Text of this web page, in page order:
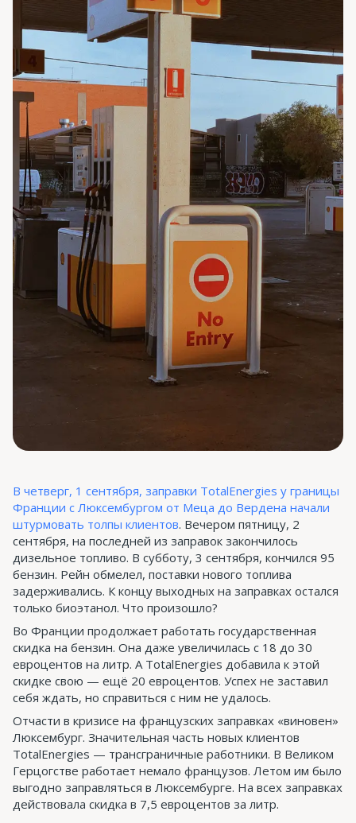
В четверг, 1 сентября, заправки TotalEnergies у границы
Франции с Люксембургом от Меца до Вердена начали
штурмовать толпы клиентов. Вечером пятницу, 2
сентября, на последней из заправок закончилось
дизельное топливо. В субботу, 3 сентября, кончился 95
бензин. Рейн обмелел, поставки нового топлива
задерживались. К концу выходных на заправках остался
только биоэтанол. Что произошло?
Во Франции продолжает работать государственная
скидка на бензин. Она даже увеличилась с 18 до 30
евроцентов на литр. А TotalEnergies добавила к этой
скидке свою — ещё 20 евроцентов. Успех не заставил
себя ждать, но справиться с ним не удалось.
Отчасти в кризисе на французских заправках «виновен»
Люксембург. Значительная часть новых клиентов
TotalEnergies — трансграничные работники. В Великом
Герцогстве работает немало французов. Летом им было
выгодно заправляться в Люксембурге. На всех заправках
действовала скидка в 7,5 евроцентов за литр.